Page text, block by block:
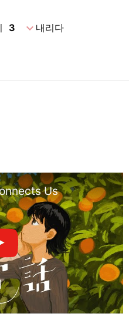
3 expand_more내리다
Us